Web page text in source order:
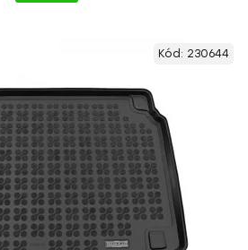
Kód: 230644